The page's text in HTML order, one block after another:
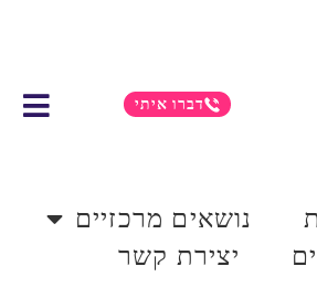
דברו איתי
נושאים מרכזיים
יצירת קשר